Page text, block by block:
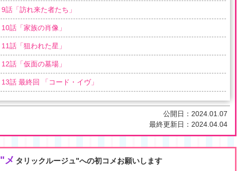
9話「訪れ来た者たち 」
10話「家族の肖像」
11話「狙われた星 」
12話「仮面の墓場」
13話 最終回 「 コード・イヴ」
公開日： 2024.01.07
最終更新日： 2024.04.04
"メ タリックルージュ"への初コメお願いします